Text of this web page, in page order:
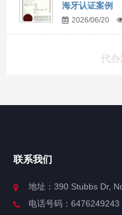
海牙认证案例
2026/06/20
代
服务分类
联系我们
地址：390 Stubbs Dr,
电话号码：